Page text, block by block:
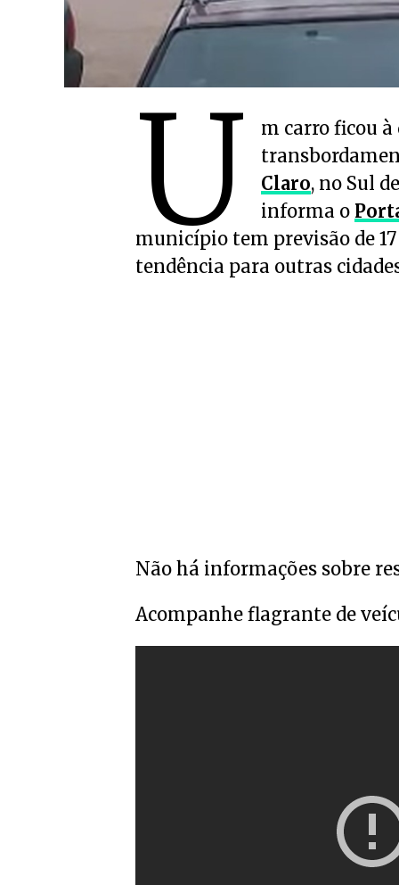
U
m carro ficou
Claro, no Sul
informa o
município tem previsão de
tendência para outras
Não há informações sobre
Acompanhe flagrante de